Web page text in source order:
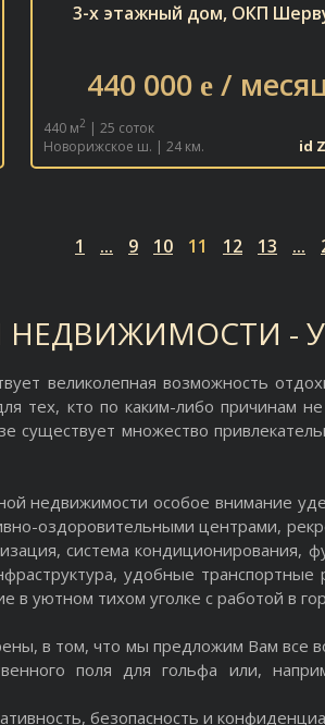
3-х этажный дом, ОКП
440 000 e/
440 м2 | 25 соток
Новорижское ш. | 24 км.
id
1 ... 9 10 11 12 13 ...
НЕДВИЖИМОСТИ -
великолепная возможность
тех, кто по каким-либо причинам
существует множество
недвижимости особое внимание
оздоровительными центрами,
система кондиционирования,
удобные транспортные
в уютном тихом уголке с работой в
в том, что мы предложим Вам все
поля для гольфа или,
безопасность и